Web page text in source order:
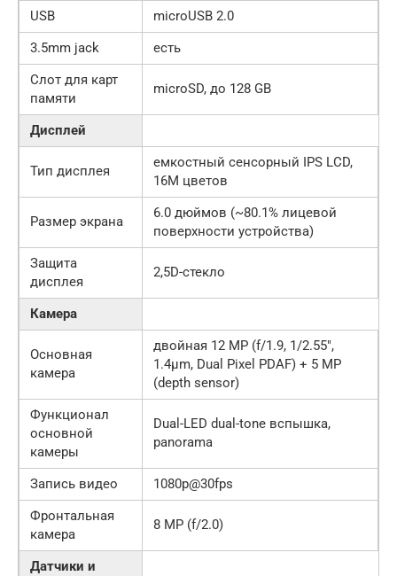
USB
microUSB 2.0
3.5mm jack
есть
Слот для карт
памяти
microSD, до 128 GB
Дисплей
Тип дисплея
емкостный сенсорный IPS LCD,
16M цветов
Размер экрана
6.0 дюймов (~80.1% лицевой
поверхности устройства)
Защита
дисплея
2,5D-стекло
Камера
Основная
камера
двойная 12 MP (f/1.9, 1/2.55″,
1.4µm, Dual Pixel PDAF) + 5 MP
(depth sensor)
Функционал
основной
камеры
Dual-LED dual-tone вспышка,
panorama
Запись видео
1080p@30fps
Фронтальная
камера
8 MP (f/2.0)
Датчики и